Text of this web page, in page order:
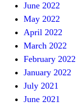
June 2022
May 2022
April 2022
March 2022
February 2022
January 2022
July 2021
June 2021